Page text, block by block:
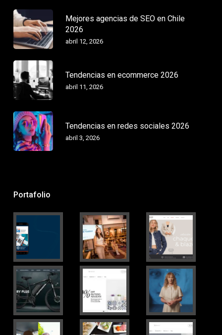
Mejores agencias de SEO en Chile
2026
abril 12, 2026
Tendencias en ecommerce 2026
abril 11, 2026
Tendencias en redes sociales 2026
abril 3, 2026
Portafolio